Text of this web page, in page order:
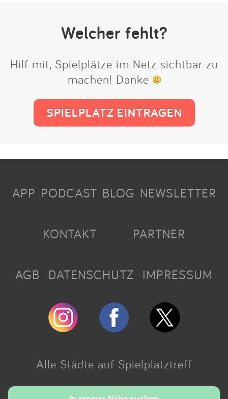
Welcher fehlt?
Hilf mit, Spielplätze im Netz sichtbar zu
machen! Danke
SPIELPLATZ EINTRAGEN
APP PODCAST BLOG NEWSLETTER
KONTAKT PARTNER
AGB DATENSCHUTZ IMPRESSUM
Alle Städte auf Spielplatztreff